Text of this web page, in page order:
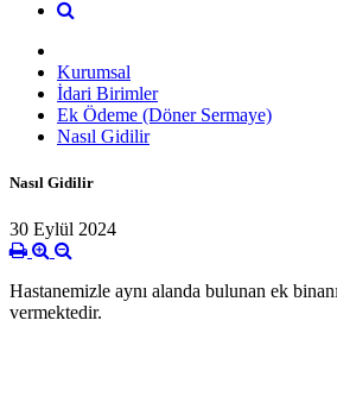
Kurumsal
İdari Birimler
Ek Ödeme (Döner Sermaye)
Nasıl Gidilir
Nasıl Gidilir
30 Eylül 2024
Hastanemizle aynı alanda bulunan ek
vermektedir.